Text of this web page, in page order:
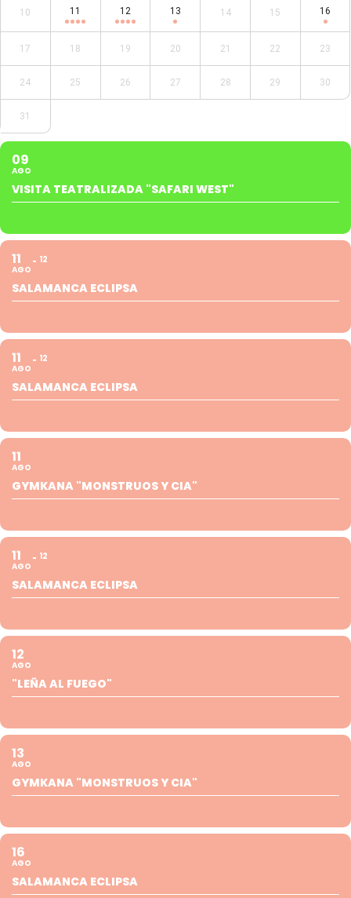
10 11 12 13 14 15 16
17 18 19 20 21 22 23
24 25 26 27 28 29 30
31
09
AGO
VISITA TEATRALIZADA "SAFARI WEST"
11
AGO
12
SALAMANCA ECLIPSA
11
AGO
12
SALAMANCA ECLIPSA
11
AGO
GYMKANA "MONSTRUOS Y CIA"
11
AGO
12
SALAMANCA ECLIPSA
12
AGO
"LEÑA AL FUEGO"
13
AGO
GYMKANA "MONSTRUOS Y CIA"
16
AGO
SALAMANCA ECLIPSA